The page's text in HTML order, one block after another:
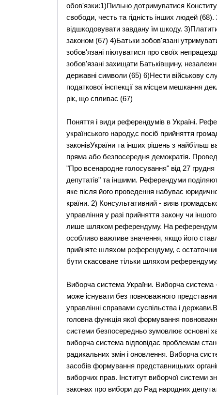
обов'язки:1)Пильно дотримуватися
свободи, честь та гідність інших людей
відшкодовувати завдану їм шкоду.
законом (67) 4)Батьки зобов'язані
зобов'язані піклуватися про своїх
зобов'язані захищати Батьківщину,
державні символи (65) 6)Нести військову
податкової інспекції за місцем мешкання
рік, що спливає (67)
Поняття і види референдумів в Україні.
українського народу,с посіб прийняття
законівУкраїни та інших рішень з
пряма або безпосередня демократія.
"Про всенародне голосування" від 27
депутатів" та іншими. Референдуми
яке після його проведення набуває
країни. 2) Консультативний - вияв
управління у разі прийняття закону чи
лише шляхом референдуму. На референдум
особливо важливе значення, якщо його
прийняте шляхом референдуму, є
бути скасоване тільки шляхом
Виборча система України. Виборча система
може існувати без повноважного
управлінні справами суспільства і
головна функція якої формування
системи безпосередньо зумовлює основні
виборча система відповідає проблемам
радикальних змін і оновлення. Виборча
засобів формування представницьких
виборчих прав. Інститут виборчої системи
законах про вибори до Рад народних